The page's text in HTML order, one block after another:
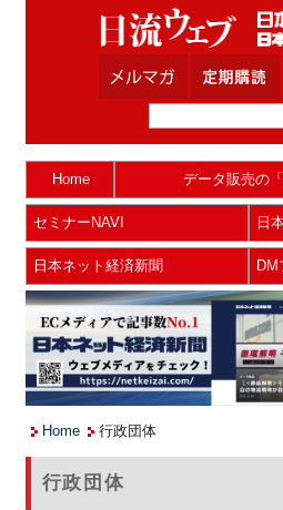
Home データ販売の
セミナーNAVI 日
日本ネット経済新聞 DM
Home 行政団体
行政団体